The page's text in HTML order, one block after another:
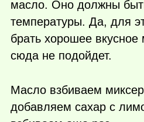
масло. Оно должны
температуры. Да, для
брать хорошее
сюда не подойдет.
Масло взбиваем
добавляем сахар с